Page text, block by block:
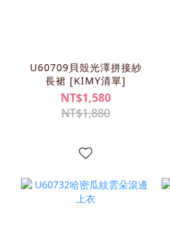
U60709貝殼光澤拼接紗
長裙 [KIMY清單]
NT$1,580
NT$1,880